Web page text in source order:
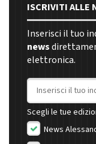
ISCRIVITI ALLE
Inserisci il tuo
news
elettronica.
Indirizzo email
Scegli le tue
News